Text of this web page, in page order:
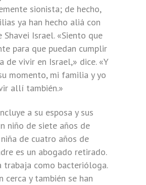
sionista; de hecho,
ya han hecho aliá con
Shavei Israel. «Siento que
para que puedan cumplir
de vivir en Israel,» dice. «Y
momento, mi familia y yo
allí también.»
a su esposa y sus
niño de siete años de
de cuatro años de
es un abogado retirado.
trabaja como bacterióloga.
cerca y también se han